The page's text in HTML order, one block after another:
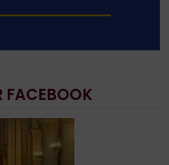
FACEBOOK